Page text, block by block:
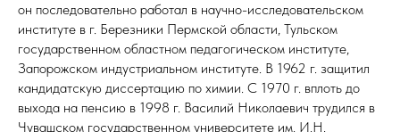
он последовательно работал в научно-исследовательском
институте в г. Березники Пермской области, Тульском
государственном областном педагогическом институте,
Запорожском индустриальном институте. В 1962 г. защитил
кандидатскую диссертацию по химии. С 1970 г. вплоть до
выхода на пенсию в 1998 г. Василий Николаевич трудился в
Чувашском государственном университете им. И.Н.